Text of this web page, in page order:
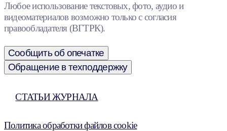
Любое использование текстовых, фото, аудио и
видеоматериалов возможно только с согласия
правообладателя (ВГТРК).
Сообщить об опечатке
Обращение в техподдержку
СТАТЬИ ЖУРНАЛА
Политика обработки файлов cookie